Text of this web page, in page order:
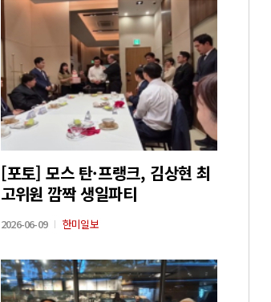
[포토] 모스 탄·프랭크, 김상현 최
고위원 깜짝 생일파티
2026-06-09 한미일보